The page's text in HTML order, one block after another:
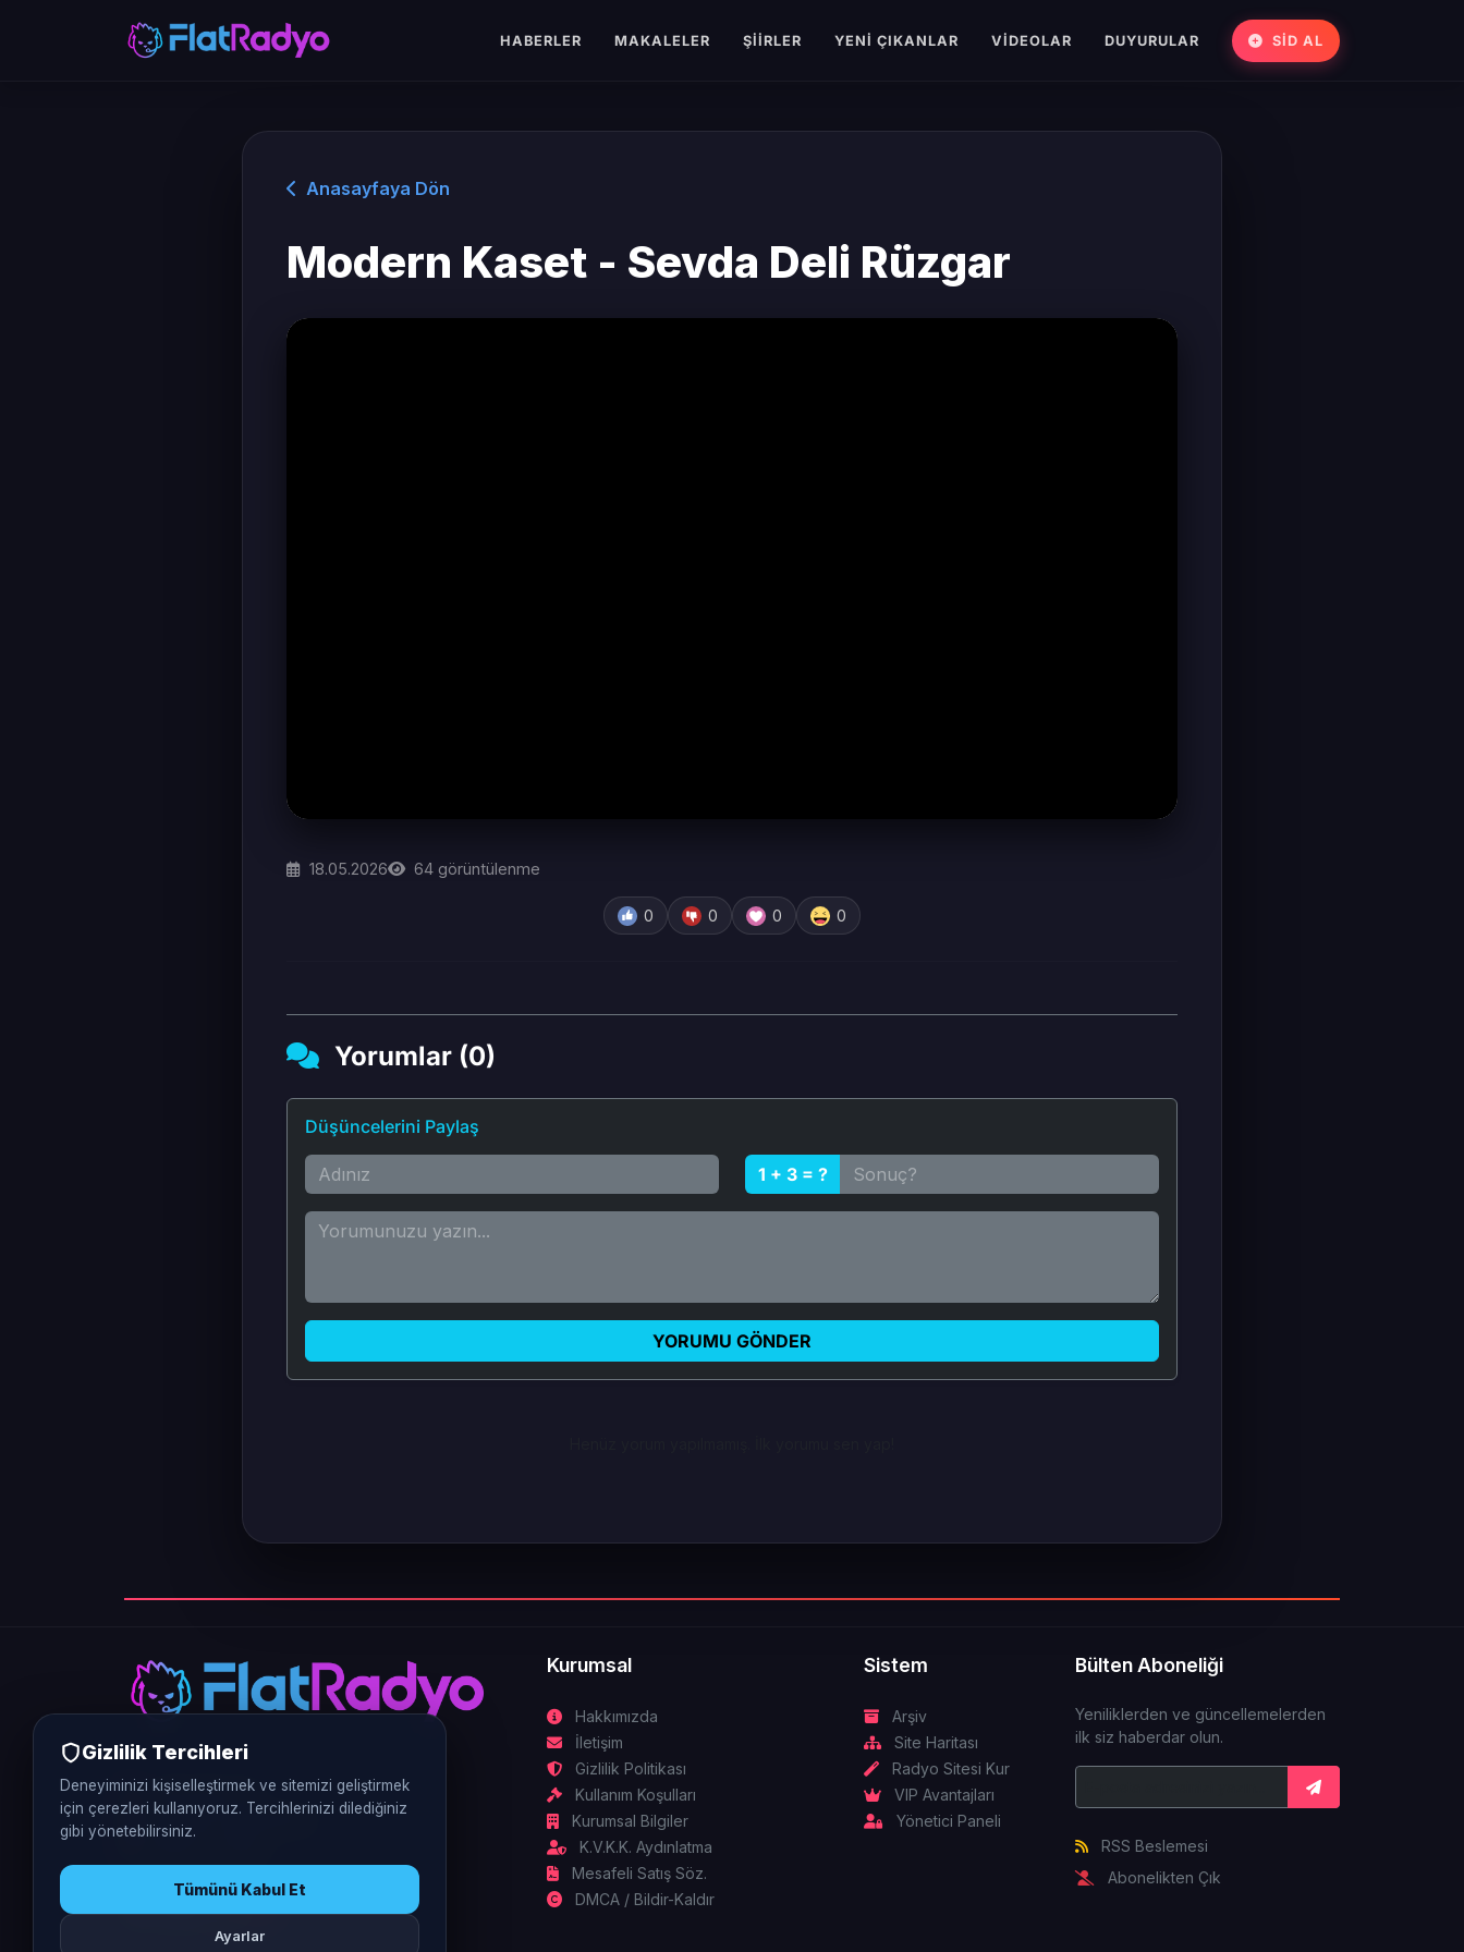
HABERLER MAKALELER ŞIIRLER YENI ÇIKANLAR VIDEOLAR DUYURULAR SİD AL
Anasayfaya Dön
Modern Kaset - Sevda Deli Rüzgar
18.05.2026 64 görüntülenme
0 0 0 0
Yorumlar (0)
Düşüncelerini Paylaş
1 + 3 = ?
YORUMU GÖNDER
0312 226 5770
Vergi No: 9370401248
Kurumsal
Hakkımızda
İletişim
Gizlilik Politikası
Kullanım Koşulları
Kurumsal Bilgiler
K.V.K.K. Aydınlatma
Mesafeli Satış Söz.
DMCA / Bildir-Kaldır
Sistem
Arşiv
Site Haritası
Radyo Sitesi Kur
VIP Avantajları
Yönetici Paneli
Bülten Aboneliği
Yeniliklerden ve güncellemelerden
ilk siz haberdar olun.
RSS Beslemesi
Abonelikten Çık
Gizlilik Tercihleri
Deneyiminizi kişiselleştirmek ve sitemizi geliştirmek
için çerezleri kullanıyoruz. Tercihlerinizi dilediğiniz
gibi yönetebilirsiniz.
Tümünü Kabul Et
Ayarlar